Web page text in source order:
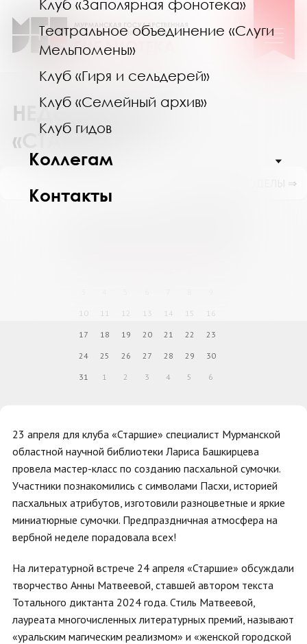
Клуб «Заполярная фонотека»
Театральное объединение «Слуги
Мельпомены»
Клуб «Гиря и сельдерей»
Клуб «Семейный архив»
Клуб гидов
Коллегам
Контакты
НЕДЕЛЯ В КЛУБЕ
«СТАРШИЕ»
23 апреля для клуба «Старшие» специалист Мурманской
областной научной библиотеки Лариса Башкирцева
провела мастер-класс по созданию пасхальной сумочки.
Участники познакомились с символами Пасхи, историей
пасхальных атрибутов, изготовили разноцветные и яркие
миниатюрные сумочки. Предпраздничная атмосфера на
вербной неделе порадовала всех!
На литературной встрече 24 апреля «Старшие» обсуждали
творчество Анны Матвеевой, ставшей автором текста
Тотального диктанта 2024 года. Стиль Матвеевой,
лауреата многочисленных литературных премий, называют
«уральским магическим реализмом» и «женской городской
ПОКАЗАТЬ ПОДРАЗДЕЛЫ ⇒
10 11 12 13 14 15 16
17 18 19 20 21 22 23
24 25 26 27 28 29 30
31 1 2 3 4 5 6